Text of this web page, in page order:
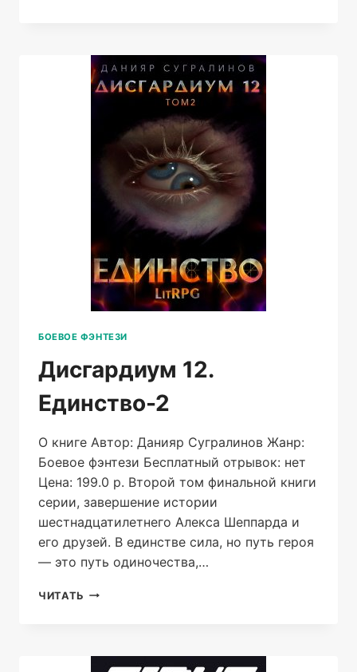
БОЕВОЕ ФЭНТЕЗИ
Дисгардиум 12.
Единство-2
О книге Автор: Данияр Сугралинов Жанр:
Боевое фэнтези Бесплатный отрывок: нет
Цена: 199.0 р. Второй том финальной книги
серии, завершение истории
шестнадцатилетнего Алекса Шеппарда и
его друзей. В единстве сила, но путь героя
— это путь одиночества,…
ЧИТАТЬ ДИСГАРДИУМ